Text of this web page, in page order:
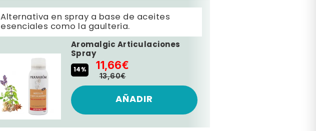
Alternativa en spray a base de aceites
esenciales como la gaulteria.
Aromalgic Articulaciones
Spray
14% 11,66€
13,60€
AÑADIR